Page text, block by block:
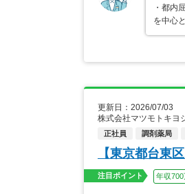
・都内
を中心
更新日：2026/07/03
株式会社マツモトキヨ
正社員 調剤薬局
【東京都台東
注目ポイント 年収